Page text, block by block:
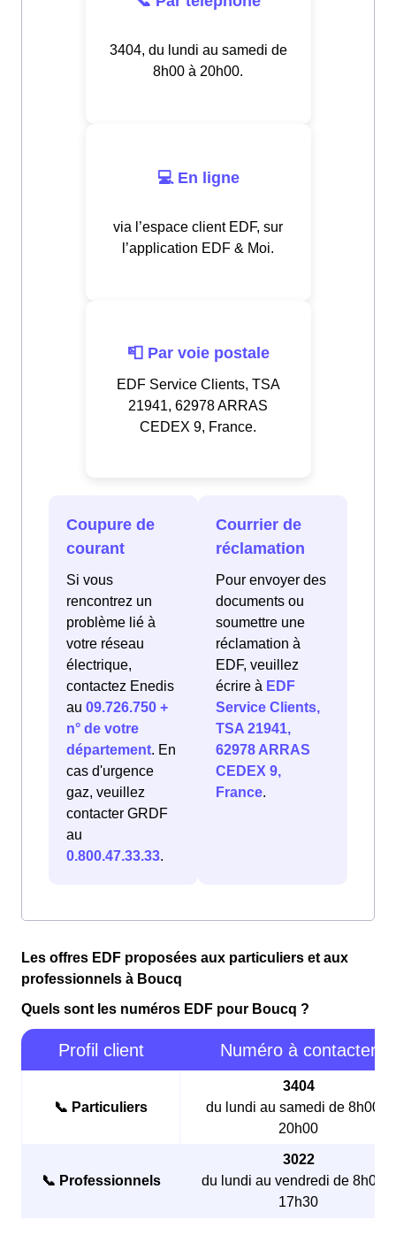
3404, du lundi au samedi de
8h00 à 20h00.
💻 En ligne
via l’espace client EDF, sur
l’application EDF & Moi.
📮 Par voie postale
EDF Service Clients, TSA
21941, 62978 ARRAS
CEDEX 9, France.
Coupure de
courant
Si vous
rencontrez un
problème lié à
votre réseau
électrique,
contactez Enedis
au 09.726.750 +
n° de votre
département. En
cas d'urgence
gaz, veuillez
contacter GRDF
au
0.800.47.33.33.
Courrier de
réclamation
Pour envoyer des
documents ou
soumettre une
réclamation à
EDF, veuillez
écrire à EDF
Service Clients,
TSA 21941,
62978 ARRAS
CEDEX 9,
France.
Les offres EDF proposées aux particuliers et aux
professionnels à Boucq
Quels sont les numéros EDF pour Boucq ?
Profil client Numéro à contacter
📞 Particuliers
3404
du lundi au samedi de 8h00 à
20h00
📞 Professionnels
3022
du lundi au vendredi de 8h00 à
17h30